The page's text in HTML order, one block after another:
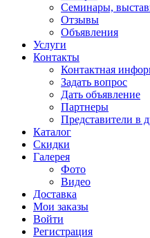
Семинары,
Отзывы
Объявления
Услуги
Контакты
Контактная
Задать вопрос
Дать объявление
Партнеры
Представители в
Каталог
Скидки
Галерея
Фото
Видео
Доставка
Мои заказы
Войти
Регистрация